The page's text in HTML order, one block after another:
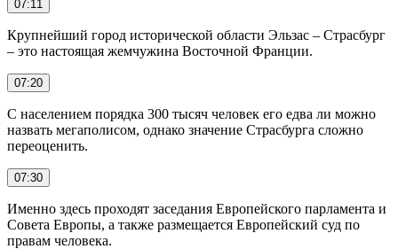
07:11
Крупнейший город исторической области Эльзас – Страсбург
– это настоящая жемчужина Восточной Франции.
07:20
С населением порядка 300 тысяч человек его едва ли можно
назвать мегаполисом, однако значение Страсбурга сложно
переоценить.
07:30
Именно здесь проходят заседания Европейского парламента и
Совета Европы, а также размещается Европейский суд по
правам человека.